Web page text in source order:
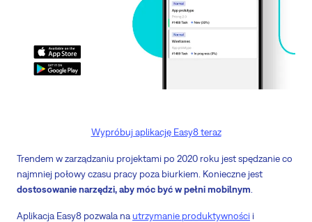
Wypróbuj aplikację Easy8 teraz
Trendem w zarządzaniu projektami po 2020 roku jest spędzanie co
najmniej połowy czasu pracy poza biurkiem. Konieczne jest
dostosowanie narzędzi, aby móc być w pełni mobilnym
Aplikacja Easy8 pozwala nautrzymanie produktywności i